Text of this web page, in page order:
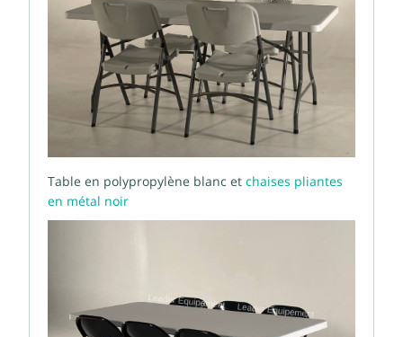
Table en polypropylène blanc et chaises pliantes
en métal noir